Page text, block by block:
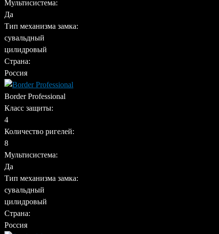
Мультисистема:
Да
Тип механизма замка:
сувальдный
цилидровый
Страна:
Россия
Border Professional
Класс защиты:
4
Количество ригелей:
8
Мультисистема:
Да
Тип механизма замка:
сувальдный
цилидровый
Страна:
Россия